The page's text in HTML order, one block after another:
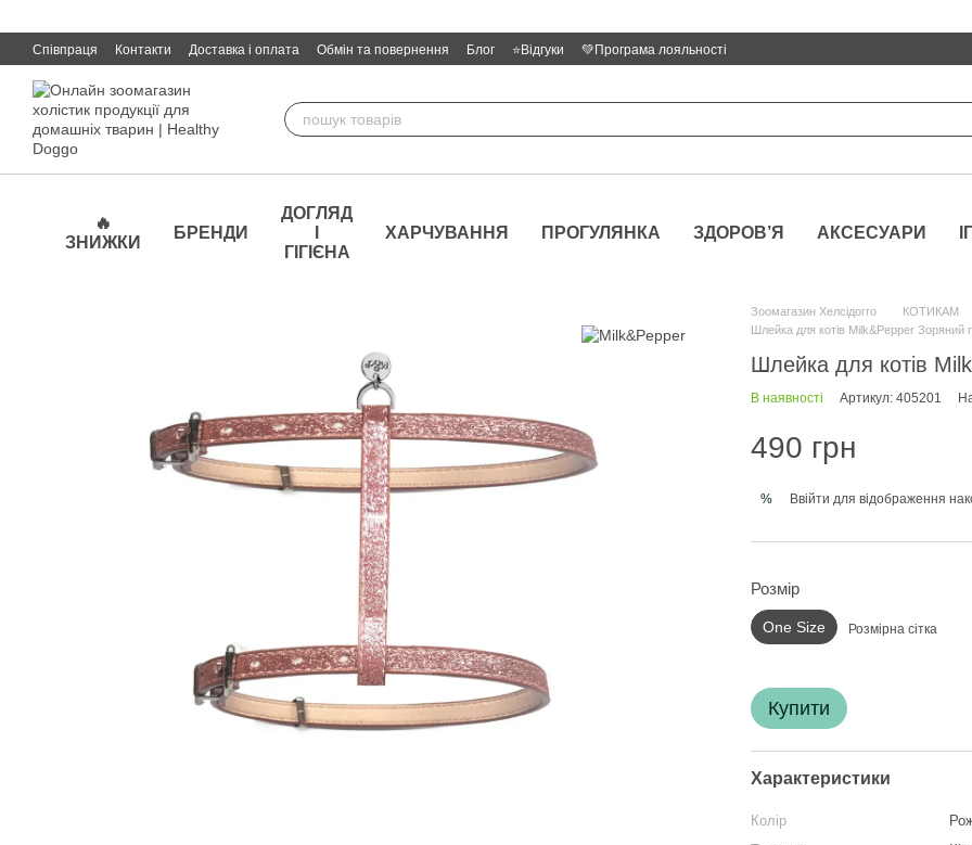
Співпраця Контакти Доставка і оплата Обмін та повернення Блог ⭐Відгуки 💚Програма лояльності
🔥
ЗНИЖКИ
БРЕНДИ
ДОГЛЯД
ГІГІЄНА
ХАРЧУВАННЯ ПРОГУЛЯНКА ЗДОРОВ’Я АКСЕСУАРИ
Зоомагазин Хелсідогго
КОТИКАМ
Шлейка для котів Milk&Pepper Зоряний
Шлейка для котів
В наявності Артикул: 405201
490 грн
% Ввійти для відображення
Розмір
One Size Розмірна сітка
Купити
Характеристики
Колір